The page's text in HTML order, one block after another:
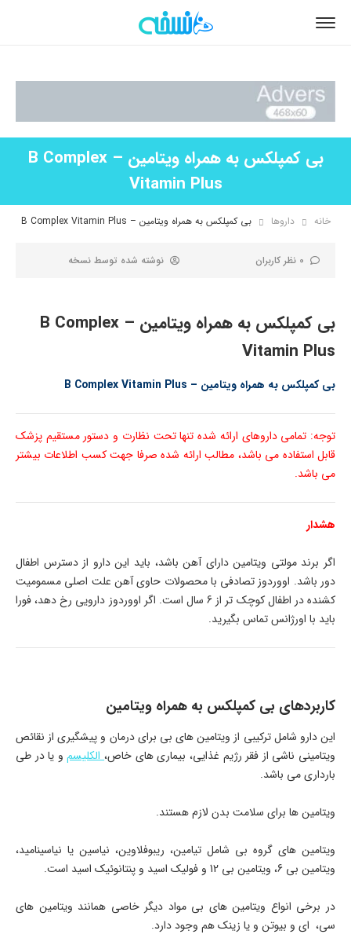
بی کمپلکس به همراه ویتامین – B Complex
Vitamin Plus
خانه داروها بی کمپلکس به همراه ویتامین – B Complex Vitamin Plus
0 نظر کاربران نوشته شده توسط نسخه
بی کمپلکس به همراه ویتامین – B Complex
Vitamin Plus
بی کمپلکس به همراه ویتامین – B Complex Vitamin Plus
توجه: تمامی داروهای ارائه شده تنها تحت نظارت و دستور مستقیم پزشک
قابل استفاده می باشد، مطالب ارائه شده صرفا جهت کسب اطلاعات بیشتر
می باشد.
هشدار
اگر برند مولتی ویتامین دارای آهن باشد، باید این دارو از دسترس اطفال
دور باشد. اووردوز تصادفی با محصولات حاوی آهن علت اصلی مسمومیت
کشنده در اطفال کوچک تر از 6 سال است. اگر اووردوز دارویی رخ دهد، فورا
باید با اورژانس تماس بگیرید.
کاربردهای بی کمپلکس به همراه ویتامین
این دارو شامل ترکیبی از ویتامین های بی برای درمان و پیشگیری از نقائص
ویتامینی ناشی از فقر رژیم غذایی، بیماری های خاص،الکلیسمو یا در طی
بارداری می باشد.
ویتامین ها برای سلامت بدن لازم هستند.
ویتامین های گروه بی شامل تیامین، ریبوفلاوین، نیاسین یا نیاسینامید،
ویتامین بی 6، ویتامین بی 12 و فولیک اسید و پنتانوئیک اسید است.
در برخی انواع ویتامین های بی مواد دیگر خاصی همانند ویتامین های
سی، ای و بیوتن و یا زینک هم وجود دارد.